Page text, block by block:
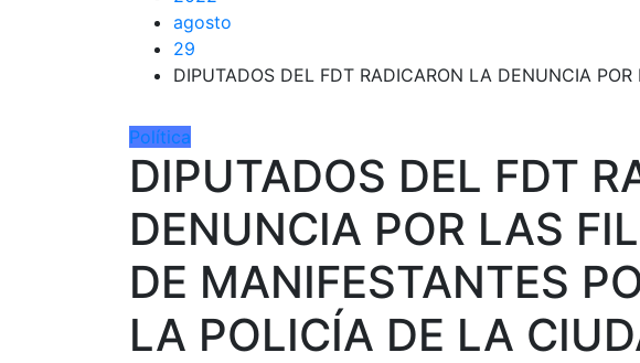
agosto
29
DIPUTADOS DEL FDT RADICARON LA DENUNCIA
Política
DIPUTADOS DEL FDT
DENUNCIA POR LAS
DE MANIFESTANTES
LA POLICÍA DE LA